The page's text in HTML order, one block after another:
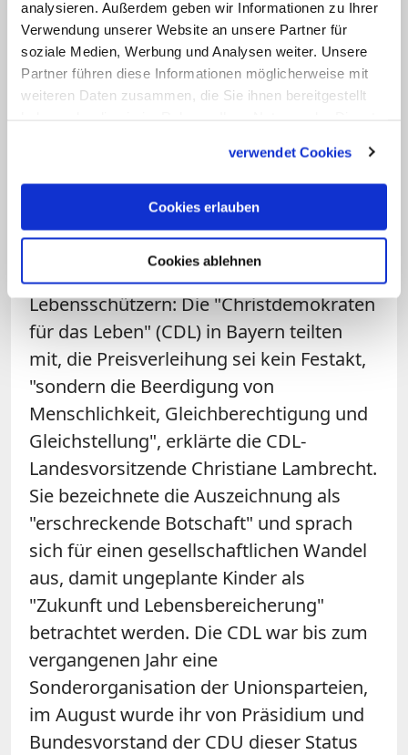
analysieren. Außerdem geben wir Informationen zu Ihrer
Verwendung unserer Website an unsere Partner für
soziale Medien, Werbung und Analysen weiter. Unsere
Partner führen diese Informationen möglicherweise mit
weiteren Daten zusammen, die Sie ihnen bereitgestellt
verwendet Cookies
Cookies erlauben
Cookies ablehnen
ein Revisionsverfahren. Sie erhielt erst
am Freitag den mit 10.000 Euro dotierten
Anne-Klein-Frauenpreis der Grünen-
nahen Heinrich-Böll-Stiftung. Stapf bricht
Angaben rund 3.000 Schwangerschaften
bekanntesten Arzte in Deutschland, der
Abtreibungen durchführt.
Kritik an der Preisvergabe kommt von
Lebensschützern: Die "Christdemokraten
für das Leben" (CDL) in Bayern teilten
mit, die Preisverleihung sei kein Festakt,
"sondern die Beerdigung von
Menschlichkeit, Gleichberechtigung und
Gleichstellung", erklärte die CDL-
Landesvorsitzende Christiane Lambrecht.
Sie bezeichnete die Auszeichnung als
"erschreckende Botschaft" und sprach
sich für einen gesellschaftlichen Wandel
aus, damit ungeplante Kinder als
"Zukunft und Lebensbereicherung"
betrachtet werden. Die CDL war bis zum
vergangenen Jahr eine
Sonderorganisation der Unionsparteien,
im August wurde ihr von Präsidium und
Bundesvorstand der CDU dieser Status